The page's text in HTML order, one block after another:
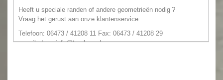
Heeft u speciale randen of andere geometrieën nodig ?
Vraag het gerust aan onze klantenservice:
Telefoon: 06473 / 41208 11 Fax: 06473 / 41208 29
e-mailadres:info@tga-leun.de